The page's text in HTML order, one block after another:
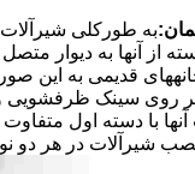
به طورکلی
از آنها به دیوار
قدیمی به این
روی سینک ظرفشویی
با دسته اول
شیرآلات در هر دو